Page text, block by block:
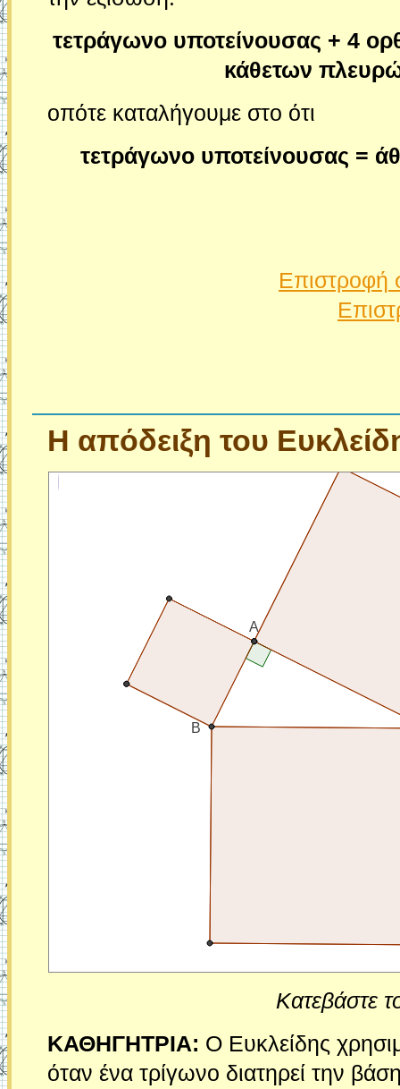
τετράγωνο υποτείνουσας + 4
κάθετων
οπότε καταλήγουμε στο ότι
τετράγωνο υποτείνουσας =
Επιστροφή
Η απόδειξη του
Κατεβάστε
ΚΑΘΗΓΗΤΡΙΑ: Ο Ευκλείδης
όταν ένα τρίγωνο διατηρεί την